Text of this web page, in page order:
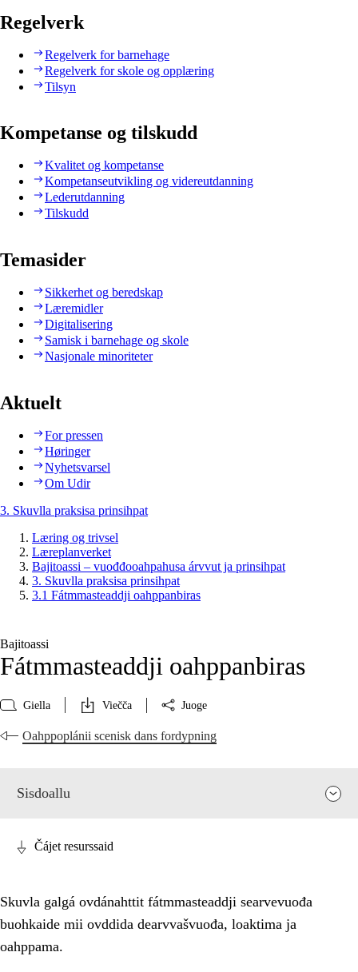
Regelverk
Regelverk for barnehage
Regelverk for skole og opplæring
Tilsyn
Kompetanse og tilskudd
Kvalitet og kompetanse
Kompetanseutvikling og videreutdanning
Lederutdanning
Tilskudd
Temasider
Sikkerhet og beredskap
Læremidler
Digitalisering
Samisk i barnehage og skole
Nasjonale minoriteter
Aktuelt
For pressen
Høringer
Nyhetsvarsel
Om Udir
3. Skuvlla praksisa prinsihpat
Læring og trivsel
Læreplanverket
Bajitoassi – vuođđooahpahusa árvvut ja prinsihpat
3. Skuvlla praksisa prinsihpat
3.1 Fátmmasteaddji oahppanbiras
Bajitoassi
Fátmmasteaddji oahppanbiras
Giella Viečča Juoge
Oahppoplánii scenisk dans fordypning
Sisdoallu
Čájet resurssaid
Skuvla galgá ovdánahttit fátmmasteaddji searvevuođa
buohkaide mii ovddida dearvvašvuođa, loaktima ja
oahppama.